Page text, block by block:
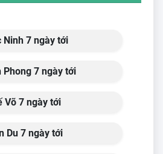
Ninh 7 ngày tới
Phong 7 ngày tới
Võ 7 ngày tới
Du 7 ngày tới